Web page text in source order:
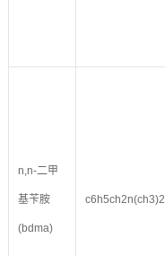
n,n-二甲
基苄胺
(bdma)
c6h5ch2n(ch3)2